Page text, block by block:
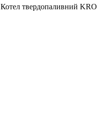
Котел твердопаливний